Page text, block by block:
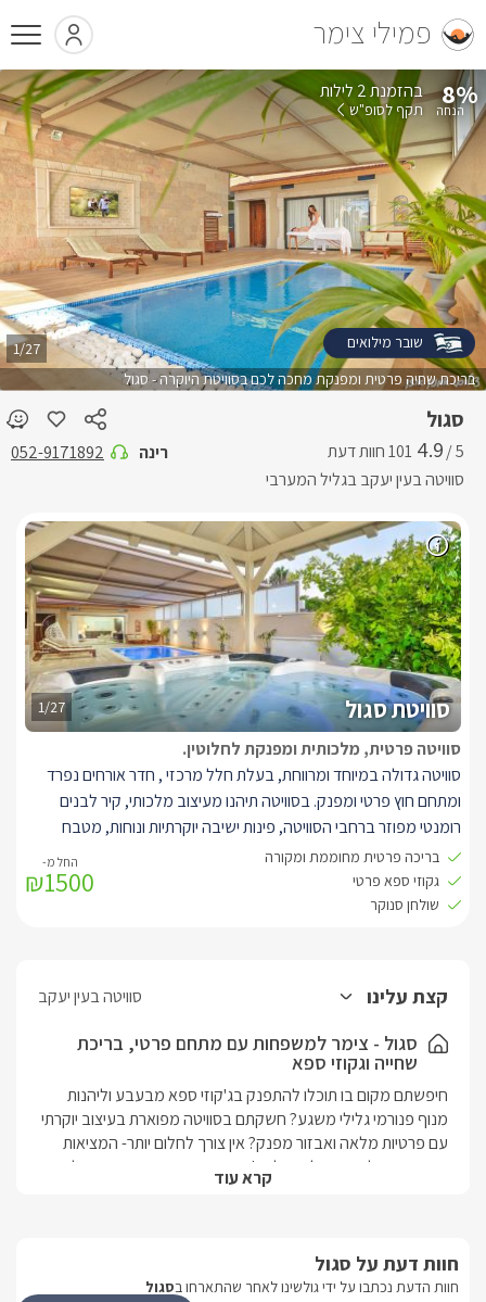
פמילי צימר
סגול
5 /
4.9
סוויטה בעין יעקב בגליל המערבי
רינה 052-9171892
בריכת שחיה פרטית ומפנקת מחכה לכם בסוויטת היוקרה - סגול
1/27
8% בהזמנת 2 לילות
תקף לסופ"ש
שובר מילואים
1/27 סוויטת סגול
סוויטה פרטית, מלכותית ומפנקת לחלוטין.
סוויטה גדולה במיוחד ומרווחת, בעלת חלל מרכזי , חדר אורחים נפרד
ומתחם חוץ פרטי ומפנק. בסוויטה תיהנו מעיצוב מלכותי, קיר לבנים
רומנטי מפוזר ברחבי הסוויטה, פינות ישיבה יוקרתיות ונוחות, מטבח
מאובזר היטב הכולל תמי 4, מכונת אספרסו מקצועית, תנור אפייה ועוד.
חדר אורחים נפרד הכולל מיטה זוגית נוחה, שידות תואמות, מזגן, מראה
ומסך LCD עם חיבור לכבלים, בחלל המרכזי תמצאו מיטה זוגית
של הסוויטה תיהנו מקירוי איכותי ויפהפה, מסך LCD טמון בקיר לבנים,
פינת ישיבה נוחה, שולחן סנוקר, ערסל מעוצב, מיטות שיזןף, בריכת
שחייה בנויה וחלוקי נחל לצדה, ג'קוזי ספא מפואר ונוף פנורמי מרהיב
הניתן לצפייה הישר מהג'קוזי, שלא במקרה הונח שם... מחשבה יוצרת
מציאות!
בריכה פרטית מחוממת ומקורה
גקוזי ספא פרטי
שולחן סנוקר
₪1500
קצת עלינו סוויטה בעין יעקב
סגול - צימר למשפחות עם מתחם פרטי, בריכת
שחייה וגקוזי ספא
קרא עוד
חוות דעת על סגול
חוות הדעת נכתבו על ידי גולשינו לאחר שהתארחו בסגול